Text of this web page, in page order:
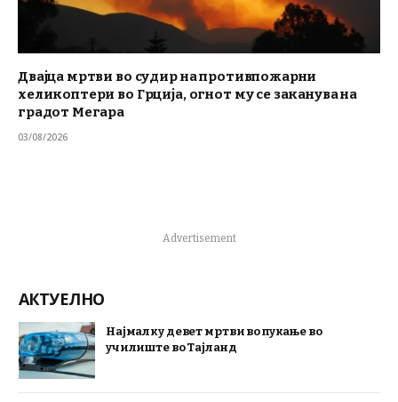
Двајца мртви во судир на противпожарни
хеликоптери во Грција, огнот му се заканува на
градот Мегара
03/08/2026
Advertisement
АКТУЕЛНО
Најмалку девет мртви во пукање во
училиште во Тајланд